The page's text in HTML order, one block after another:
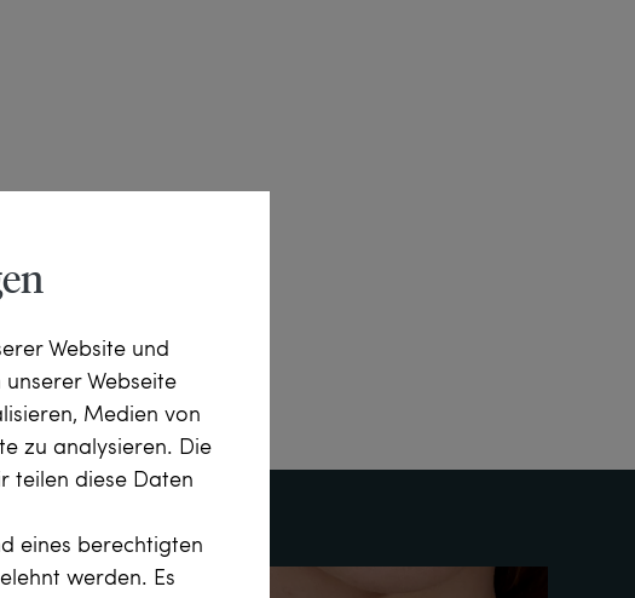
Website und
Webseite
Medien von
zu analysieren. Die
teilen diese Daten
eines berechtigten
werden. Es